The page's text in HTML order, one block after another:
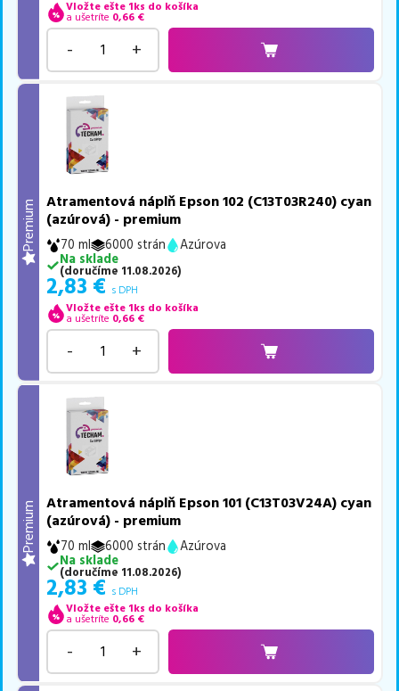
Vložte ešte 1ks do košíka
a ušetríte 0,66 €
- +
Premium
Atramentová náplň Epson 102 (C13T03R240) cyan
(azúrová) - premium
70 ml 6000 strán
Azúrova
Na sklade
(doručíme 11.08.2026)
2,83 € s DPH
Vložte ešte 1ks do košíka
a ušetríte 0,66 €
- +
Premium
Atramentová náplň Epson 101 (C13T03V24A) cyan
(azúrová) - premium
70 ml 6000 strán
Azúrova
Na sklade
(doručíme 11.08.2026)
2,83 € s DPH
Vložte ešte 1ks do košíka
a ušetríte 0,66 €
- +